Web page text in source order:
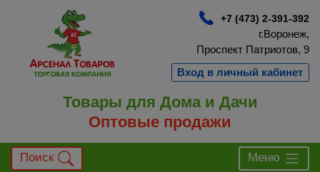
+7 (473) 2-391-392
г.Воронеж,
Проспект Патриотов, 9
Вход в личный кабинет
Товары для Дома и Дачи
Оптовые продажи
Поиск Меню